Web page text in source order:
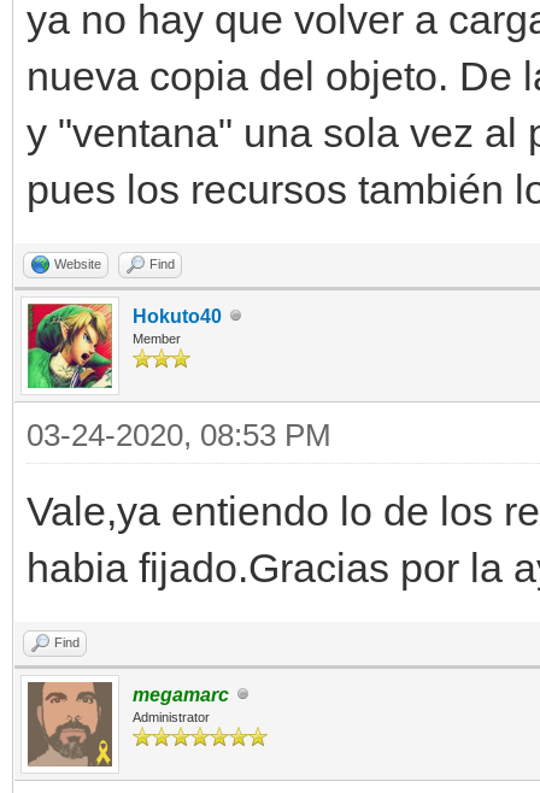
def update(self):
pass
Jugador(60,160)
Jugador(160,260)
Jugador(260,360)
ya no hay que volver a
nueva copia del objeto. De
y "ventana" una sola vez al
pues los recursos también
Website Find
Hokuto40
Member
03-24-2020, 08:53 PM
Vale,ya entiendo lo de los
habia fijado.Gracias por la
Find
megamarc
Administrator